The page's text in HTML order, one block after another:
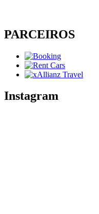
PARCEIROS
Instagram